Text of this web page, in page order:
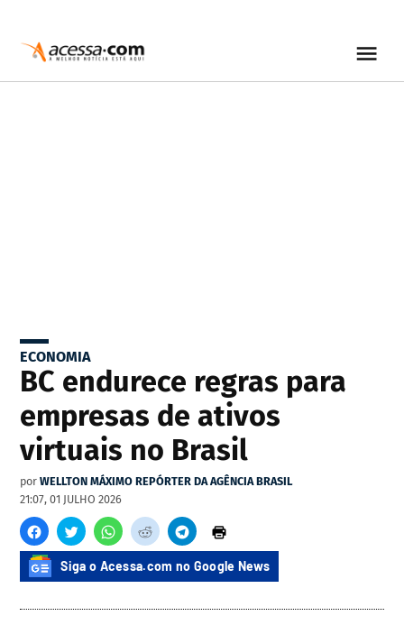
ECONOMIA
BC endurece regras para
empresas de ativos
virtuais no Brasil
por WELLTON MÁXIMO REPÓRTER DA AGÊNCIA BRASIL
21:07, 01 JULHO 2026
Siga o Acessa.com no Google News